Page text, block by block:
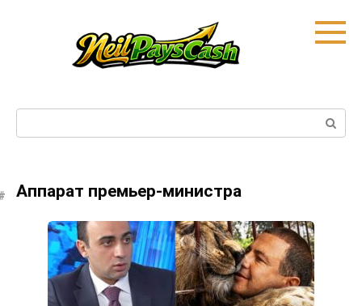
Аппарат премьер-министра